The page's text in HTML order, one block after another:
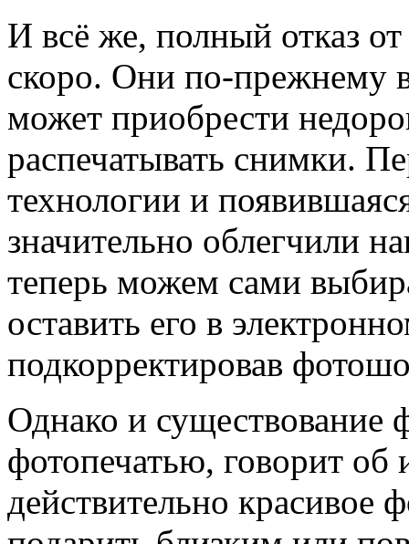
И всё же, полный отказ
скоро. Они по-прежнему
может приобрести
распечатывать снимки.
технологии и
значительно облегчили
теперь можем сами
оставить его в
подкорректировав
Однако и
фотопечатью, говорит
действительно красивое